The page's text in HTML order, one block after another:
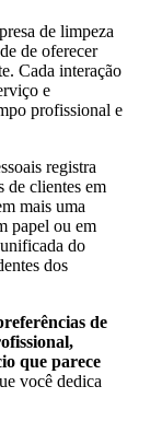
de limpeza
de oferecer
Cada interação
e
profissional e
registra
de clientes em
mais uma
papel ou em
do
dos
de
que parece
você dedica